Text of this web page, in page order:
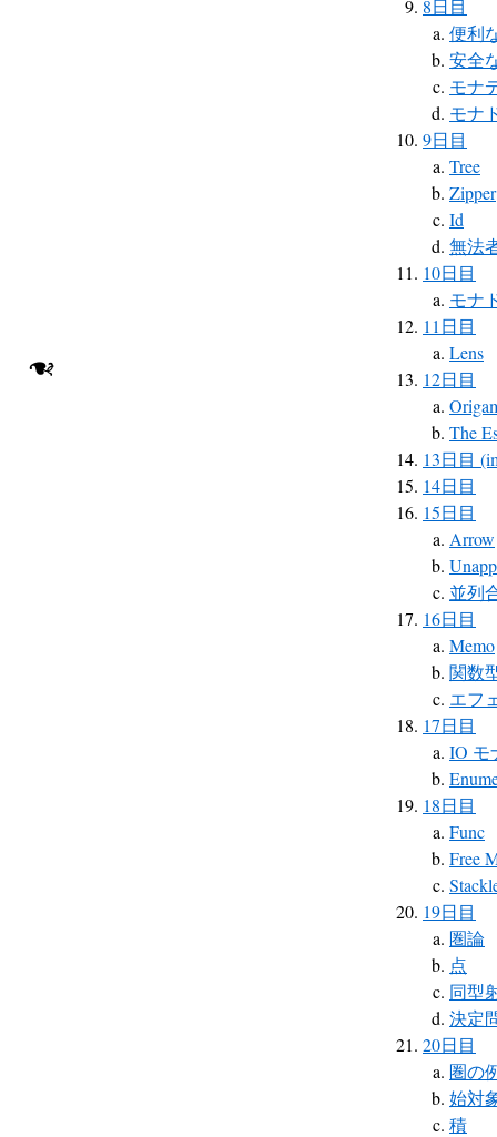
❧
8日目
便利
安全
モナ
モナ
9日目
Tree
Zipper
Id
無法
10日目
モナ
11日目
Lens
12日目
The
13日目
14日目
15日目
Arrow
並列
16日目
Memo
関数
エフ
17日目
IO モ
18日目
Func
Free
19日目
圏論
点
同型
決定
20日目
圏の
始対
積